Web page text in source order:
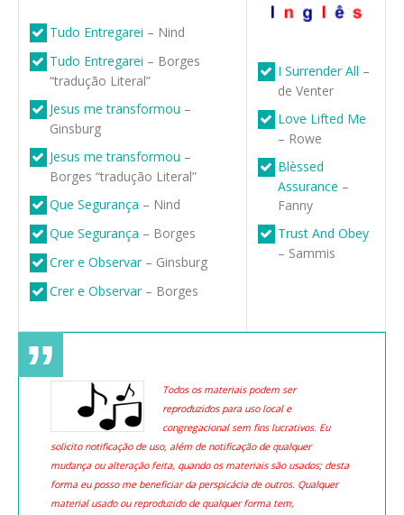
Tudo Entregarei – Nind
Tudo Entregarei – Borges
“tradução Literal”
Jesus me transformou –
Ginsburg
Jesus me transformou –
Borges “tradução Literal”
Que Segurança – Nind
Que Segurança – Borges
Crer e Observar– Ginsburg
Crer e Observar– Borges
I Surrender All –
de Venter
Love Lifted Me
– Rowe
Blèssed
Assurance –
Fanny
Trust And Obey
– Sammis
Todos os materiais podem ser
reproduzidos para uso local e
congregacional sem fins lucrativos. Eu
solicito notificação de uso, além de notificação de qualquer
mudança ou alteração feita, quando os materiais são usados; desta
forma eu posso me beneficiar da perspicácia de outros. Qualquer
material usado ou reproduzido de qualquer forma tem,